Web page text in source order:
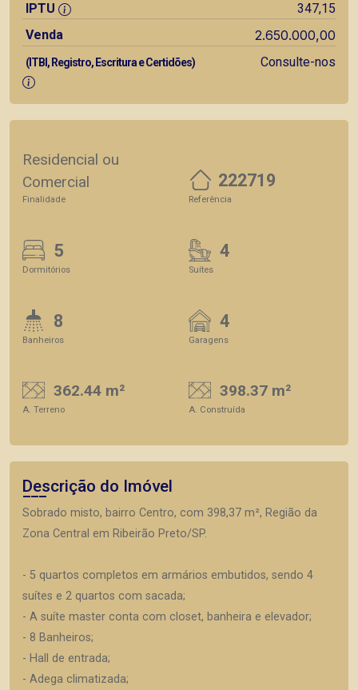
IPTU
347,15
Venda
2.650.000,00
(ITBI, Registro, Escritura e Certidões) Consulte-nos
Residencial ou
Comercial
Finalidade
222719
Referência
5
Dormitórios
4
Suítes
8
Banheiros
4
Garagens
362.44 m²
A. Terreno
398.37 m²
A. Construída
Descrição do Imóvel
Sobrado misto, bairro Centro, com 398,37 m², Região da
Zona Central em Ribeirão Preto/SP.
- 5 quartos completos em armários embutidos, sendo 4
suítes e 2 quartos com sacada;
- A suíte master conta com closet, banheira e elevador;
- 8 Banheiros;
- Hall de entrada;
- Adega climatizada;